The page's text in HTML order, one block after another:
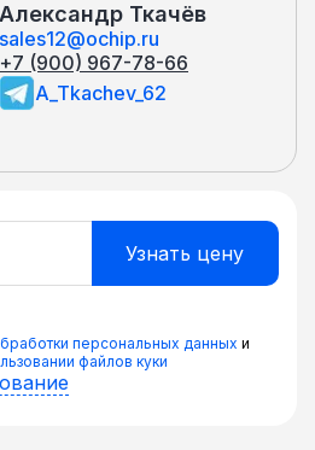
Александр Ткачёв
sales12@ochip.ru
+7 (900) 967-78-66
A_Tkachev_62
персональных данных и
файлов куки